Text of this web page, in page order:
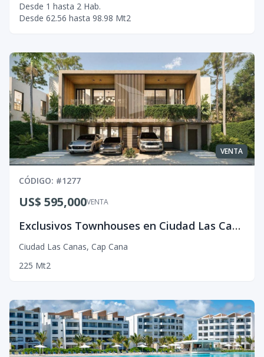
Desde 1 hasta 2 Hab.
Desde 62.56 hasta 98.98 Mt2
VENTA
CÓDIGO: #1277
VENTA
US$ 595,000
Exclusivos Townhouses en Ciudad Las Canas
Ciudad Las Canas, Cap Cana
225 Mt2